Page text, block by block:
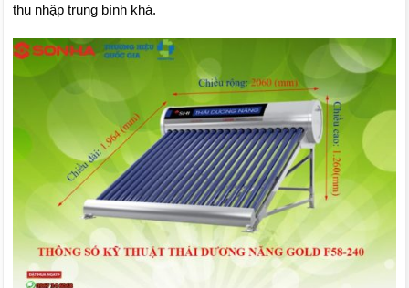
thu nhập trung bình khá.